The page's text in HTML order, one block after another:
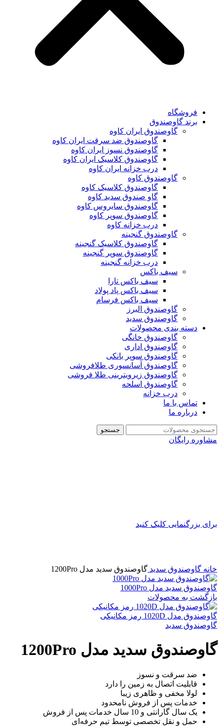
فروشگاه
برند گاوصندوق
گاوصندوق ایران کاوه
گاوصندوق ضد سرقت ایران کاوه
گاوصندوق نسوز ایران کاوه
گاوصندوق کلاسیک ایران کاوه
درب خزانه ایران کاوه
گاوصندوق کاوه
گاوصندوق کلاسیک کاوه
گاو صندوق سدید کاوه
گاوصندوق سایروس کاوه
گاوصندوق سوپر کاوه
درب خزانه کاوه
گاوصندوق گنجینه
گاوصندوق کلاسیک گنجینه
گاوصندوق سوپر گنجینه
درب خزانه گنجینه
سیف باکس
سیف باکس تارا
سیف باکس پاد پولاد
سیف باکس فرسام
گاوصندوق البرز
گاوصندوق سدید
دسته بندی محصولات
گاوصندوق خانگی
گاوصندوق اداری
گاوصندوق سوپر بانکی
گاوصندوق آسانسوری طلافروشی
گاوصندوق زیرویترینی طلا فروشی
گاوصندوق اسلحه
درب خزانه
تماس با ما
درباره ما
جستجو
مشاوره رایگان
برای بزرگنمایی کلیک کنید
خانه گاوصندوق سدید گاوصندوق سدید مدل 1200Pro
گاوصندوق سدید مدل 1000Pro
بازگشت به محصولات
گاوصندوق مدل 1020D رمز مکانیکی
گاوصندوق سدید
گاوصندوق سدید مدل 1200Pro
ضد سرقت و نسوز
قابلیت اتصال به زمین را دارد
لولا مخفی و ظاهری زیبا
خدمات پس از فروش نامحدود
یک سال گارانتی و 10 سال خدمات پس از فروش
حمل و نقل تخصصی توسط تیم حرفه‌ای